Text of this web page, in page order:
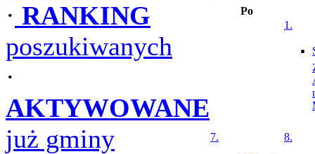
· RANKING
poszukiwanych
·
AKTYWOWANE
już gminy
Po
1.
7.
8.